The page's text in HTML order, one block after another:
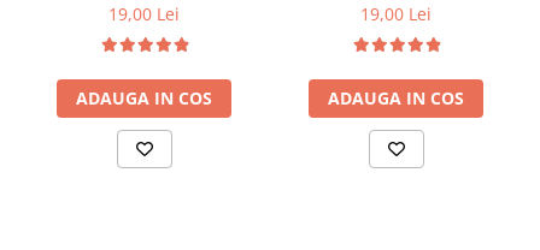
19,00 Lei
ADAUGA IN COS
19,00 Lei
ADAUGA IN COS